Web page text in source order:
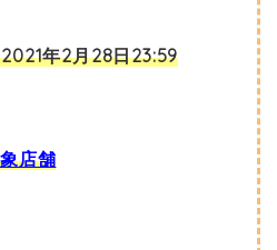
年2月28日23:59
店舗